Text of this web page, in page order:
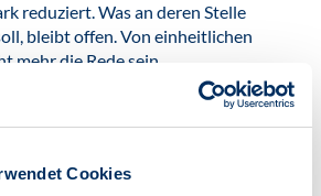
Cookies
reduziert. Was an deren Stelle
bleibt offen. Von einheitlichen
mehr die Rede sein.
hat mit seiner Einführung
zur Ausbildungsqualität und zum
verkehrt werden.